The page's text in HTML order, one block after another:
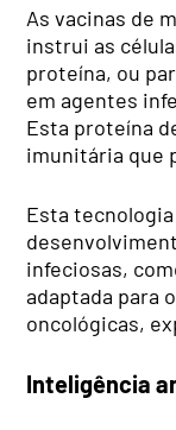
As vacinas de
instrui as
proteína, ou
em agentes
Esta proteína
imunitária que
Esta
infeciosas,
adaptada para
oncológicas,
Inteligência